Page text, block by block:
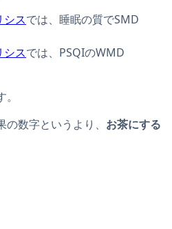
シスでは、睡眠の質でSMD
シスでは、PSQIのWMD
数字というより、 お茶にする
ングカモミール、カフェインフ